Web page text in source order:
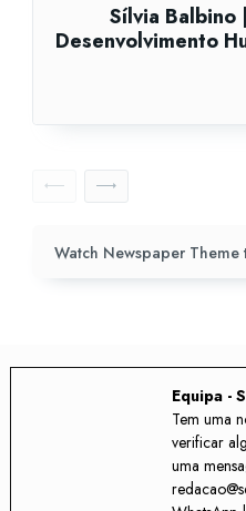
Sílvia Balbino
Desenvolvimento
Watch Newspaper Theme
Equipa -
Tem uma
verificar
uma